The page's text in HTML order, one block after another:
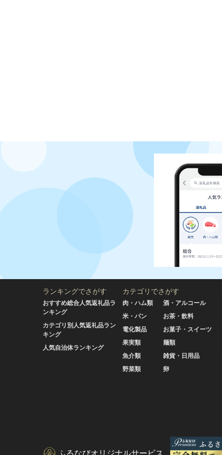
ランキングでさがす
おすすめ総合人気返礼品ラ
ンキング
カテゴリ別人気返礼品ラン
キング
人気自治体ランキング
カテゴリでさがす
肉・ハム類
米・パン
電化製品
果実類
魚介類
野菜類
酒・アルコール
お茶・飲料
お菓子・スイーツ
麺類
雑貨・日用品
卵